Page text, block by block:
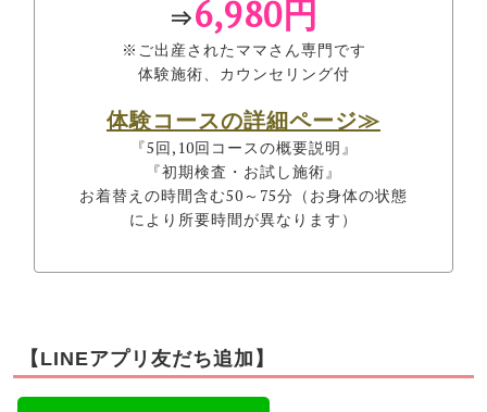
⇒6,980円
※ご出産されたママさん専門です
体験施術、カウンセリング付
体験コースの詳細ページ≫
『5回,10回コースの概要説明』
『初期検査・お試し施術』
お着替えの時間含む50～75分（お身体の状態
により所要時間が異なります）
【LINEアプリ友だち追加】